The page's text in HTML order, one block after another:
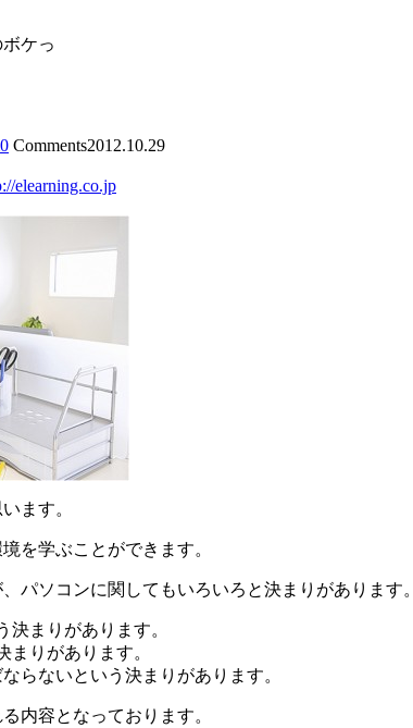
ボケっ
0 Comments2012.10.29
elearning.co.jp
ます。
を学ぶことができます。
パソコンに関してもいろいろと決まりがあります。
まりがあります。
りがあります。
らないという決まりがあります。
内容となっております。